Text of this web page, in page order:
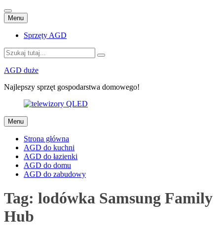
Menu Przejdź
do
treści
Sprzęty AGD
Szukaj:
AGD duże
Najlepszy sprzęt gospodarstwa domowego!
Menu Przejdź
do
treści
Strona główna
AGD do kuchni
AGD do łazienki
AGD do domu
AGD do zabudowy
Tag: lodówka Samsung Family
Hub